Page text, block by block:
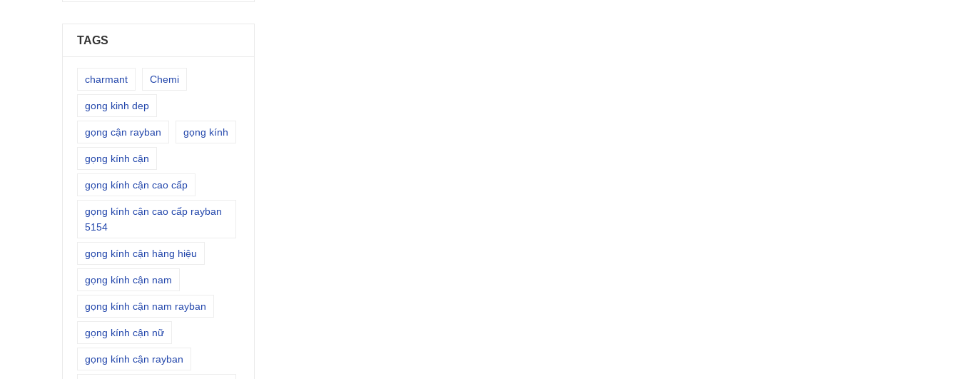
TAGS
charmant Chemi
gong kinh dep
gọng cận rayban gọng kính
gọng kính cận
gọng kính cận cao cấp
gọng kính cận cao cấp rayban
5154
gọng kính cận hàng hiệu
gọng kính cận nam
gọng kính cận nam rayban
gọng kính cận nữ
gọng kính cận rayban